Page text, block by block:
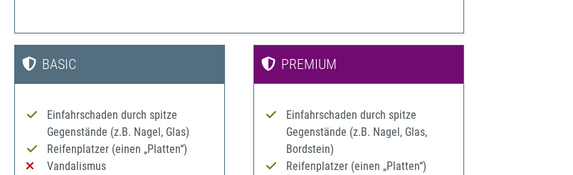
BASIC
Einfahrschaden durch spitze
Gegenstände (z.B. Nagel, Glas)
Reifenplatzer (einen „Platten“)
Vandalismus
PREMIUM
Einfahrschaden durch spitze
Gegenstände (z.B. Nagel, Glas,
Bordstein)
Reifenplatzer (einen „Platten“)